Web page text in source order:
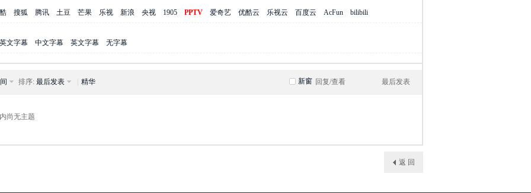
搜狐 腾讯 土豆 芒果 乐视 新浪 央视 1905 PPTV 爱奇艺 优酷云 乐视云 百度云 AcFun bilibili
文字幕 中文字幕 英文字幕 无字幕
新窗
排序: 最后发表 精华 回复/查看 最后发表
尚无主题
返 回